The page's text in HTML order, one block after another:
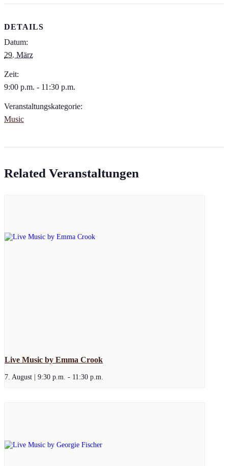
DETAILS
Datum:
29. März
Zeit:
9:00 p.m. - 11:30 p.m.
Veranstaltungskategorie:
Music
Related Veranstaltungen
Live Music by Emma Crook
7. August | 9:30 p.m. - 11:30 p.m.